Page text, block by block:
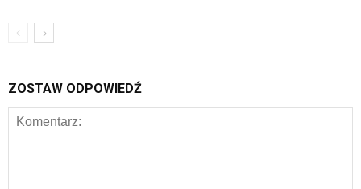
ZOSTAW ODPOWIEDŹ